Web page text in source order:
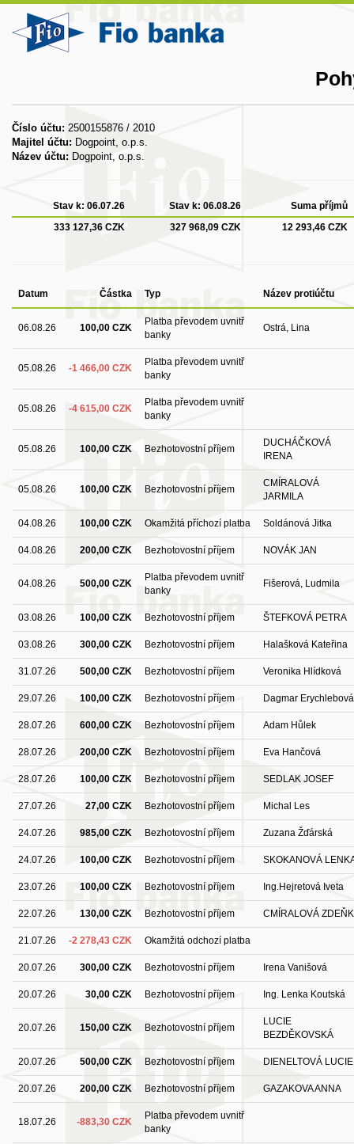
Číslo účtu: 2500155876 / 2010
Majitel účtu: Dogpoint, o.p.s.
Název účtu: Dogpoint, o.p.s.
Stav k: 06.07.26 Stav k: 06.08.26
Suma příjmů
333 127,36 CZK
327 968,09 CZK 12 293,46 CZK
Datum Částka Typ Název protiúčtu
06.08.26 100,00 CZK
Platba převodem uvnitř
banky
Ostrá, Lina
05.08.26 -1 466,00 CZK
Platba převodem uvnitř
banky
05.08.26 -4 615,00 CZK
Platba převodem uvnitř
banky
05.08.26 100,00 CZK Bezhotovostní příjem
DUCHÁČKOVÁ
IRENA
05.08.26 100,00 CZK Bezhotovostní příjem
CMÍRALOVÁ
JARMILA
04.08.26 100,00 CZK Okamžitá příchozí platba Soldánová Jitka
04.08.26 200,00 CZK Bezhotovostní příjem NOVÁK JAN
04.08.26 500,00 CZK
Platba převodem uvnitř
banky
Fišerová, Ludmila
03.08.26 100,00 CZK Bezhotovostní příjem ŠTEFKOVÁ PETRA
03.08.26 300,00 CZK Bezhotovostní příjem Halašková Kateřina
31.07.26 500,00 CZK Bezhotovostní příjem Veronika Hlídková
29.07.26 100,00 CZK Bezhotovostní příjem Dagmar Erychlebová
28.07.26 600,00 CZK Bezhotovostní příjem Adam Hůlek
28.07.26 200,00 CZK Bezhotovostní příjem Eva Hančová
28.07.26 100,00 CZK Bezhotovostní příjem SEDLAK JOSEF
27.07.26 27,00 CZK Bezhotovostní příjem Michal Les
24.07.26 985,00 CZK Bezhotovostní příjem Zuzana Žďárská
24.07.26 100,00 CZK Bezhotovostní příjem SKOKANOVÁ
23.07.26 100,00 CZK Bezhotovostní příjem Ing.Hejretová Iveta
22.07.26 130,00 CZK Bezhotovostní příjem CMÍRALOVÁ
21.07.26 -2 278,43 CZK Okamžitá odchozí platba
20.07.26 300,00 CZK Bezhotovostní příjem Irena Vanišová
20.07.26 30,00 CZK Bezhotovostní příjem Ing. Lenka Koutská
20.07.26 150,00 CZK Bezhotovostní příjem
LUCIE
BEZDĚKOVSKÁ
20.07.26 500,00 CZK Bezhotovostní příjem DIENELTOVÁ LUCIE
20.07.26 200,00 CZK Bezhotovostní příjem GAZAKOVA ANNA
18.07.26 -883,30 CZK
Platba převodem uvnitř
banky